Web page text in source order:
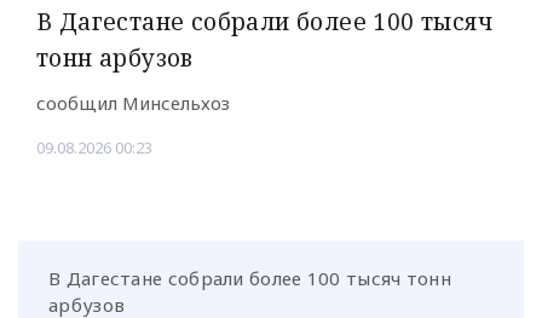
В Дагестане собрали более 100 тысяч
тонн арбузов
сообщил Минсельхоз
09.08.2026 00:23
В Дагестане собрали более 100 тысяч тонн
арбузов